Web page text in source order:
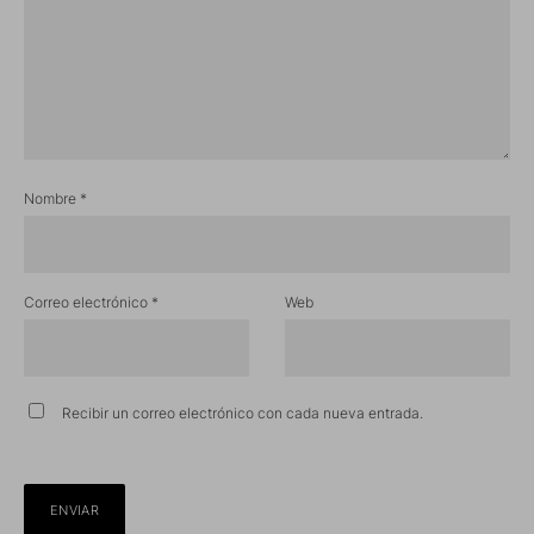
Nombre *
Correo electrónico * Web
Recibir un correo electrónico con cada nueva entrada.